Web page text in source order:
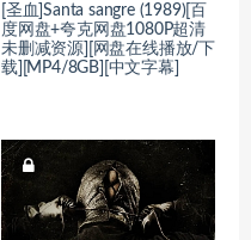
[圣血]Santa sangre (1989)[百
度网盘+夸克网盘1080P超清
未删减资源][网盘在线播放/下
载][MP4/8GB][中文字幕]